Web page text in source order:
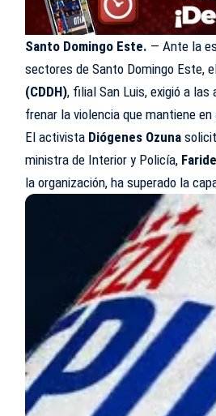
Santo Domingo Este. — Ante la
sectores de Santo Domingo Este,
(CDDH), filial San Luis, exigió a
frenar la violencia que mantiene
El activista Diógenes Ozuna
ministra de Interior y Policía,
la organización, ha superado la